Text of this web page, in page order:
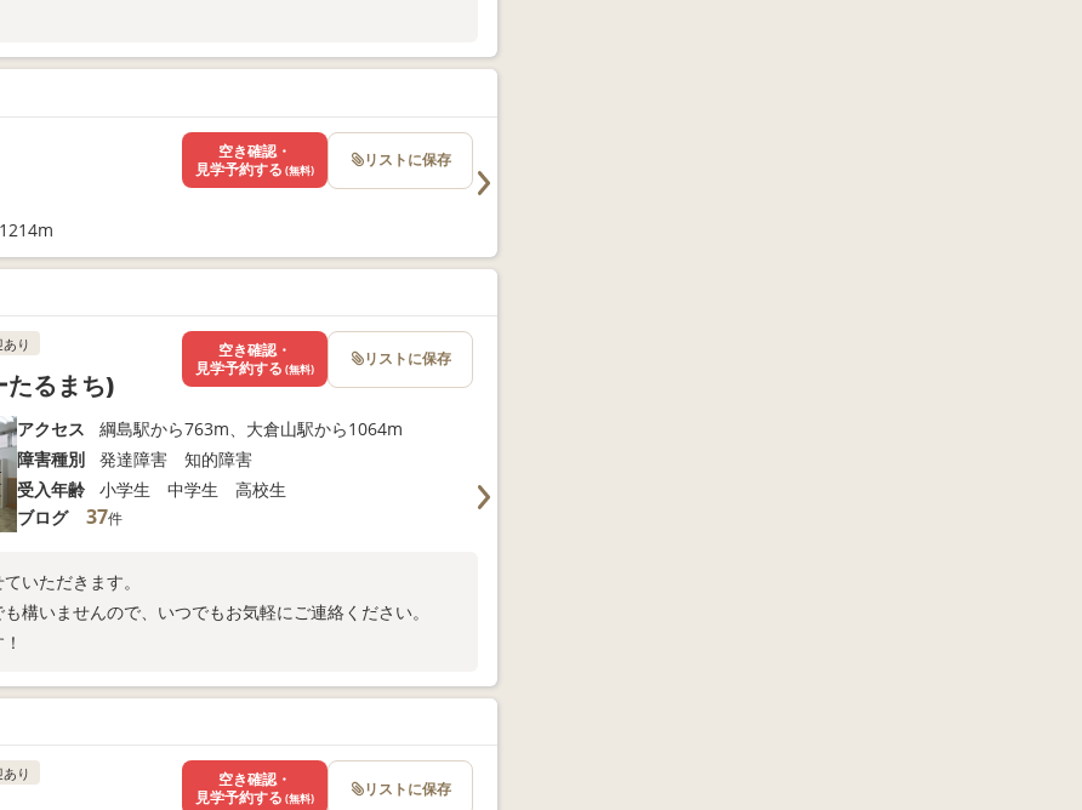
空き確認・
見学予約する (無料) リストに保存
り
るまち)
アクセス
綱島駅から763m、大倉山駅から1064m
障害種別
発達障害 知的障害
受入年齢
小学生 中学生 高校生
ブログ
37件
いただきます。
構いませんので、いつでもお気軽にご連絡ください。
空き確認・
見学予約する (無料) リストに保存
り
空き確認・
見学予約する (無料) リストに保存